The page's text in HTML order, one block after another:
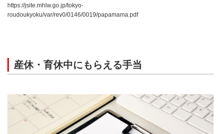
https://jsite.mhlw.go.jp/tokyo-
roudoukyoku/var/rev0/0146/0019/papamama.pdf
産休・育休中にもらえる手当